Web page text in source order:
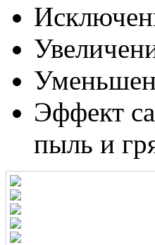
Эффект
пыль и